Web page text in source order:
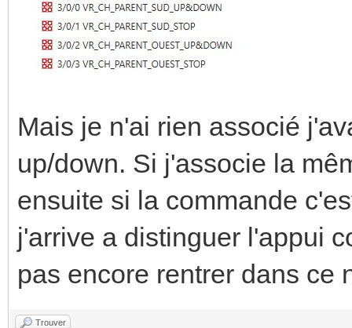
Mais je n'ai rien associé
up/down. Si j'associe la
ensuite si la commande
j'arrive a distinguer l'appui
pas encore rentrer dans ce
Trouver